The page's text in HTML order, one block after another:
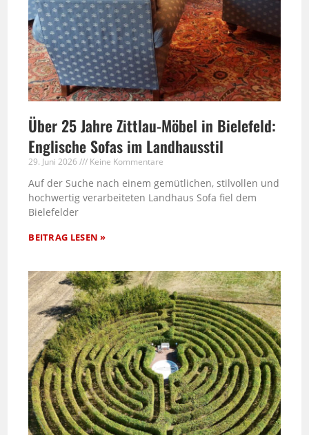
Über 25 Jahre Zittlau-Möbel in Bielefeld:
Englische Sofas im Landhausstil
29. Juni 2026 Keine Kommentare
Auf der Suche nach einem gemütlichen, stilvollen und
hochwertig verarbeiteten Landhaus Sofa fiel dem
Bielefelder
BEITRAG LESEN »